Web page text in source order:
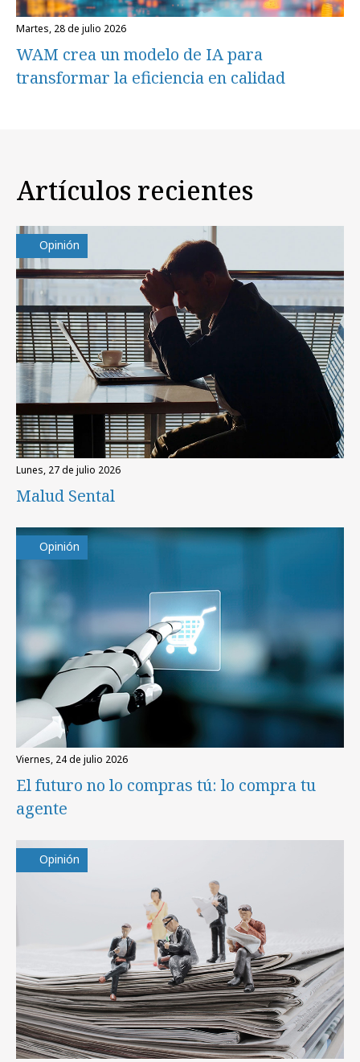
martes, 28 de julio 2026
WAM crea un modelo de IA para
transformar la eficiencia en calidad
Artículos recientes
Opinión
lunes, 27 de julio 2026
Malud Sental
Opinión
viernes, 24 de julio 2026
El futuro no lo compras tú: lo compra tu
agente
Opinión